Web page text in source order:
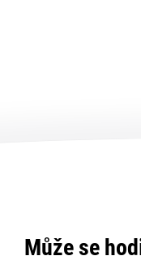
Může se